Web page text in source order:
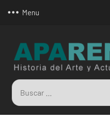
Menu
Buscar: